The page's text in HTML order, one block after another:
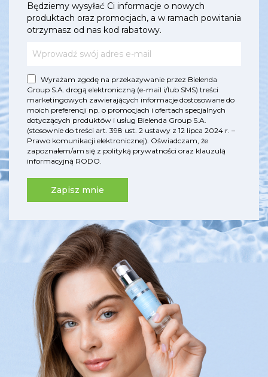
Będziemy wysyłać Ci informacje o nowych
produktach oraz promocjach, a w ramach powitania
otrzymasz od nas kod rabatowy.
Wyrażam zgodę na przekazywanie przez Bielenda
Group S.A. drogą elektroniczną (e-mail i/lub SMS) treści
marketingowych zawierających informacje dostosowane do
moich preferencji np. o promocjach i ofertach specjalnych
dotyczących produktów i usług Bielenda Group S.A.
(stosownie do treści art. 398 ust. 2 ustawy z 12 lipca 2024 r. –
Prawo komunikacji elektronicznej). Oświadczam, że
zapoznałem/am się z polityką prywatności oraz klauzulą
informacyjną RODO.
Zapisz mnie